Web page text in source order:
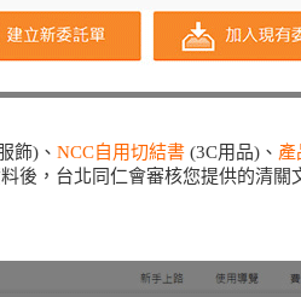
飾)、 NCC自用切結書 (3C用品)、 產
後，台北同仁會審核您提供的清關